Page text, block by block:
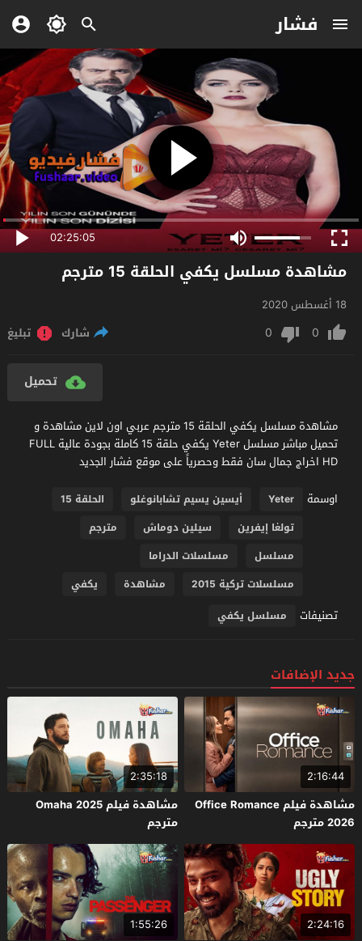
فشار
02:25:05
مشاهدة مسلسل يكفي الحلقة 15 مترجم
18 أغسطس 2020
0
0 شارك تبليغ
تحميل
مشاهدة مسلسل يكفي الحلقة 15 مترجم عربي اون لاين مشاهدة و
تحميل مباشر مسلسل Yeter يكفي حلقة 15 كاملة بجودة عالية FULL
HD اخراج جمال سان فقط وحصرياً على موقع فشار الجديد
اوسمة
Yeter أيسين يسيم تشابانوغلو
الحلقة 15
تولغا إيفرين
سيلين دوماش
مترجم
مسلسل
مسلسلات الدراما
مسلسلات تركية 2015
مشاهدة يكفي
تصنيفات مسلسل يكفي
جديد الإضافات
2:16:44
مشاهدة فيلم Office Romance
2026 مترجم
2:35:18
مشاهدة فيلم Omaha 2025
مترجم
2:24:16
1:55:26